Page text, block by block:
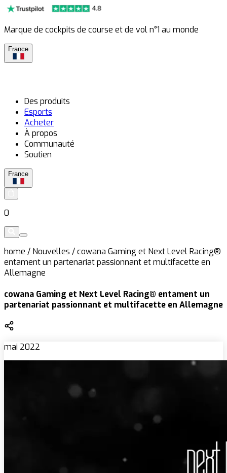
Marque de cockpits de course et de vol n°1 au monde
France
Des produits
Esports
Acheter
À propos
Communauté
Soutien
France
0
home / Nouvelles /cowana Gaming et Next Level Racing®
entament un partenariat passionnant et multifacette en
Allemagne
cowana Gaming et Next Level Racing® entament un
partenariat passionnant et multifacette en Allemagne
mai 2022